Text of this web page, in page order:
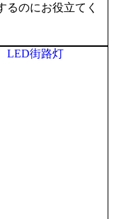
るのにお役立てく